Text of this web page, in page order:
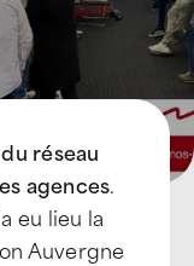
réseau
agences.
eu lieu la
Auvergne